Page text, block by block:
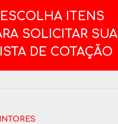
ESCOLHA ITENS
SOLICITAR SUA
DE COTAÇÃO